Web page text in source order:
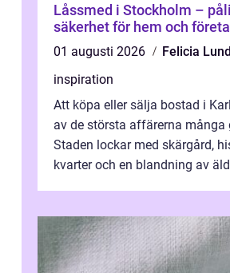
Låssmed i Stockholm –
säkerhet för hem och
01 augusti 2026
Felicia
inspiration
Att köpa eller sälja bostad i
av de största affärerna många
Staden lockar med skärgård,
kvarter och en blandning av